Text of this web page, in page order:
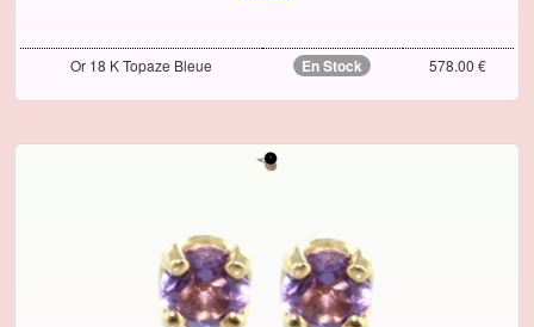
Or 18 K Topaze Bleue En Stock 578.00 €